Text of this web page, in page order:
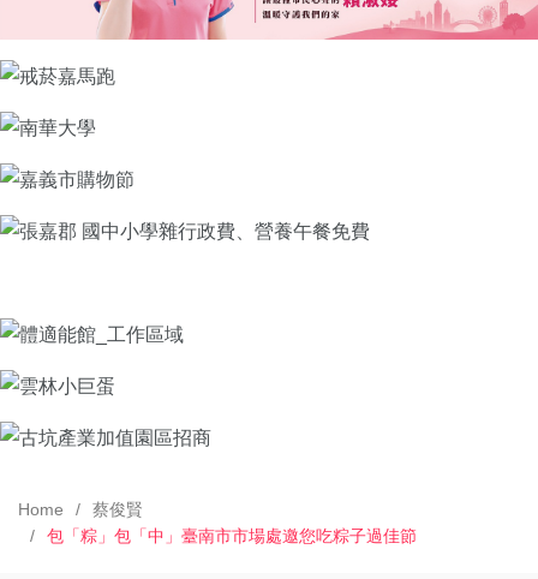
Home
蔡俊賢
包「粽」包「中」臺南市市場處邀您吃粽子過佳節